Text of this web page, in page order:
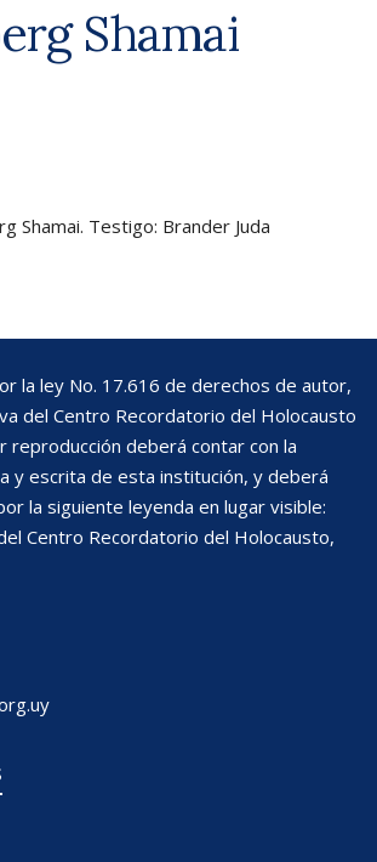
Shamai
Shamai. Testigo: Brander Juda
la ley No. 17.616 de derechos de autor,
del Centro Recordatorio del Holocausto
reproducción deberá contar con la
y escrita de esta institución, y deberá
la siguiente leyenda en lugar visible:
Centro Recordatorio del Holocausto,